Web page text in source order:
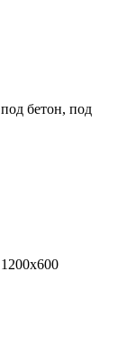
под бетон, под
1200х600